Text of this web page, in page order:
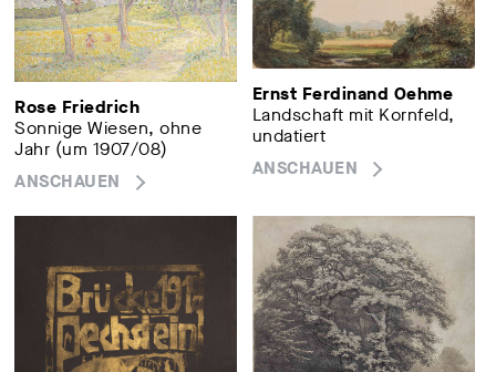
Rose Friedrich
Sonnige Wiesen, ohne
Jahr (um 1907/08)
ANSCHAUEN
Ernst Ferdinand Oehme
Landschaft mit Kornfeld,
undatiert
ANSCHAUEN